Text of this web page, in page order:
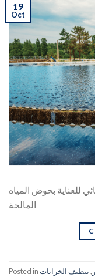
19
Oct
للعناية بحوض المياه
المالحة
Posted in ,تنظيف الخزانات